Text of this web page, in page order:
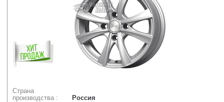
Страна
производства :
Россия